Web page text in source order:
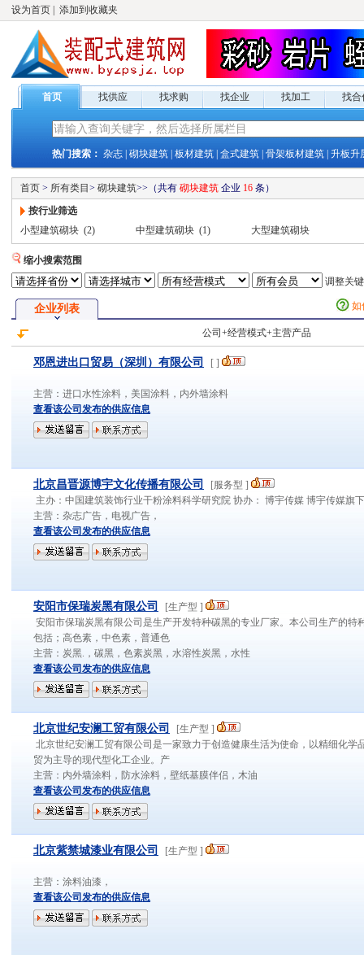
设为首页 添加到收藏夹
首页 找供应 找求购 找企业 找加工 找合
热门搜索： 杂志 砌块建筑 板材建筑 盒式建筑 骨架板材建筑 升板升
首页 > 所有类目 > 砌块建筑>> （共有 砌块建筑 企业 16 条）
按行业筛选
小型建筑砌块 (2) 中型建筑砌块 (1) 大型建筑砌块
缩小搜索范围
调整关
企业列表 如
公司+经营模式+主营产品
邓恩进出口贸易（深圳）有限公司 [ ]
主营： 进口水性涂料，美国涂料，内外墙涂料
查看该公司发布的供应信息
北京昌晋源博宇文化传播有限公司 [服务型 ]
主办：中国建筑装饰行业干粉涂料科学研究院 协办： 博宇传媒 博宇传媒旗下
主营： 杂志广告，电视广告，
查看该公司发布的供应信息
安阳市保瑞炭黑有限公司 [生产型 ]
安阳市保瑞炭黑有限公司是生产开发特种碳黑的专业厂家。本公司生产的特
包括；高色素，中色素，普通色
主营： 炭黑.，碳黑，色素炭黑，水溶性炭黑，水性
查看该公司发布的供应信息
北京世纪安澜工贸有限公司 [生产型 ]
北京世纪安澜工贸有限公司是一家致力于创造健康生活为使命，以精细化学
贸为主导的现代型化工企业。产
主营： 内外墙涂料，防水涂料，壁纸基膜伴侣，木油
查看该公司发布的供应信息
北京紫禁城漆业有限公司 [生产型 ]
主营： 涂料油漆，
查看该公司发布的供应信息